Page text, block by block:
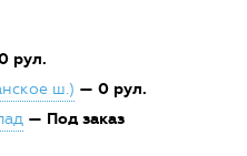
рул.
ш.) — 0 рул.
— Под заказ